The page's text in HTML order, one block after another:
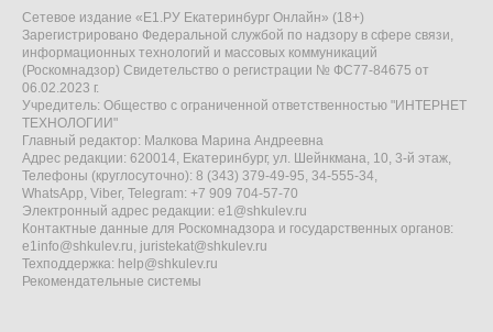
Сетевое издание «Е1.РУ Екатеринбург Онлайн» (18+)
Зарегистрировано Федеральной службой по надзору в сфере связи,
информационных технологий и массовых коммуникаций
(Роскомнадзор) Свидетельство о регистрации № ФС77-84675 от
06.02.2023 г.
Учредитель: Общество с ограниченной ответственностью "ИНТЕРНЕТ
ТЕХНОЛОГИИ"
Главный редактор: Малкова Марина Андреевна
Адрес редакции: 620014, Екатеринбург, ул. Шейнкмана, 10, 3-й этаж,
Телефоны (круглосуточно): 8 (343) 379-49-95, 34-555-34,
WhatsApp, Viber, Telegram: +7 909 704-57-70
Электронный адрес редакции: e1@shkulev.ru
Контактные данные для Роскомнадзора и государственных органов:
e1info@shkulev.ru, juristekat@shkulev.ru
Техподдержка: help@shkulev.ru
Рекомендательные системы